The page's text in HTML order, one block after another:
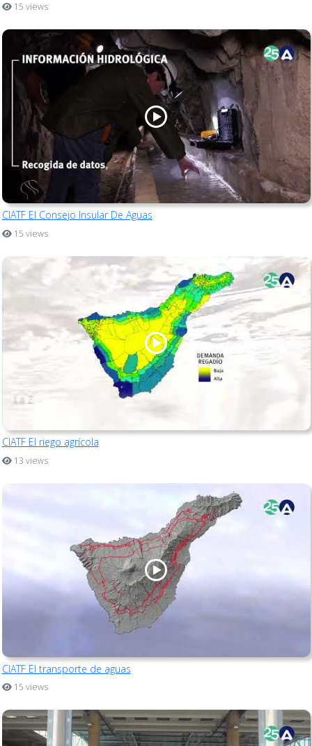
15 views
CIATF El Consejo Insular De Aguas
15 views
CIATF El riego agrícola
13 views
CIATF El transporte de aguas
15 views